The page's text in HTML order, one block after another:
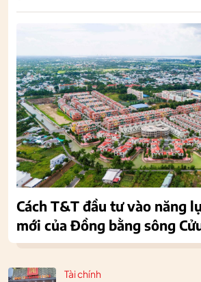
Tài chính
Cách T&T đầu tư vào năng
mới của Đồng bằng sông